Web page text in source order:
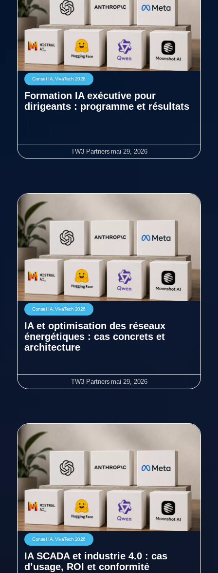
Conseil IA, VivaTech 2026
Formation IA exécutive pour
dirigeants : programme et résultats
TW3 Partners mai 29, 2026
Conseil IA, VivaTech 2026
IA et optimisation des réseaux
énergétiques : cas concrets et
architecture
TW3 Partners mai 29, 2026
Conseil IA, VivaTech 2026
IA SCADA et industrie 4.0 : cas
d’usage, ROI et conformité